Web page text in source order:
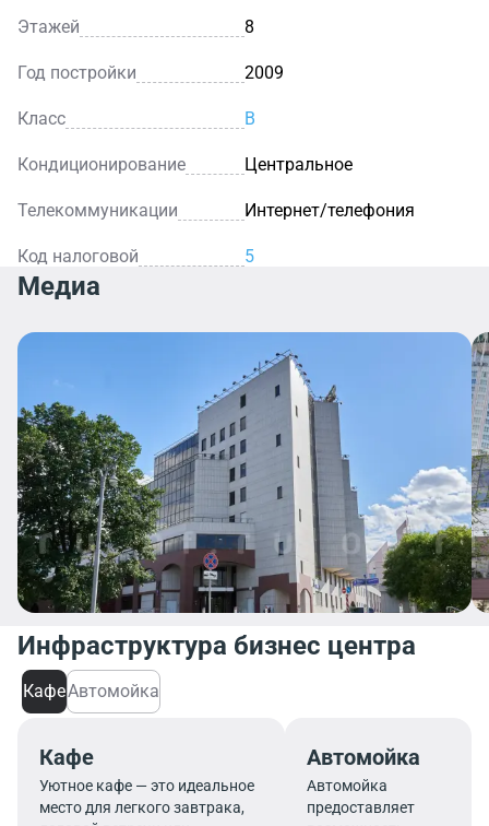
Этажей 8
Год постройки 2009
Класс B
Кондиционирование Центральное
Телекоммуникации Интернет/телефония
Код налоговой 5
Медиа
Инфраструктура бизнес центра
КафеАвтомойка
Кафе
Уютное кафе — это идеальное
место для легкого завтрака,
Автомойка
Автомойка
предоставляет